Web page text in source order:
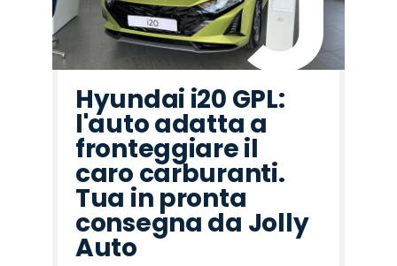
Hyundai i20 GPL:
l'auto adatta a
fronteggiare il
caro carburanti.
Tua in pronta
consegna da Jolly
Auto